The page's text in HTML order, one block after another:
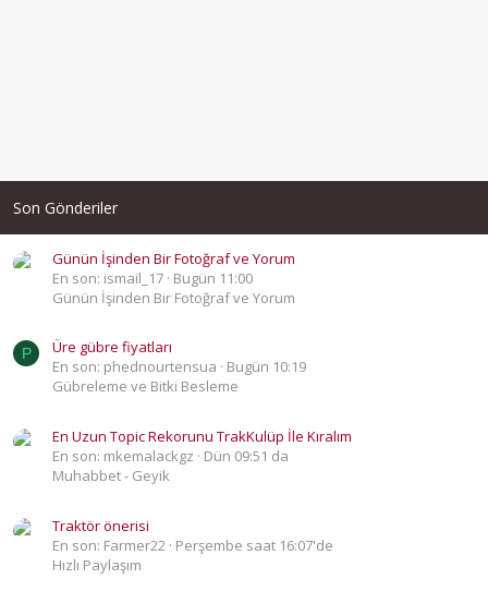
Son Gönderiler
Günün İşinden Bir Fotoğraf ve Yorum
En son: ismail_17 Bugün 11:00
Günün İşinden Bir Fotoğraf ve Yorum
P
Üre gübre fiyatları
En son: phednourtensua
Bugün 10:19
Gübreleme ve Bitki Besleme
En Uzun Topic Rekorunu TrakKulüp İle Kıralım
En son: mkemalackgz
Dün 09:51 da
Muhabbet - Geyik
Traktör önerisi
En son: Farmer22 Perşembe saat 16:07'de
Hızlı Paylaşım